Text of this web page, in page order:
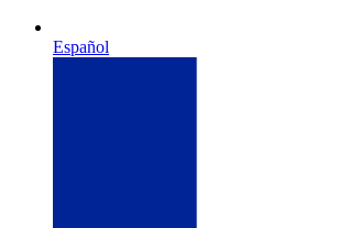
Español